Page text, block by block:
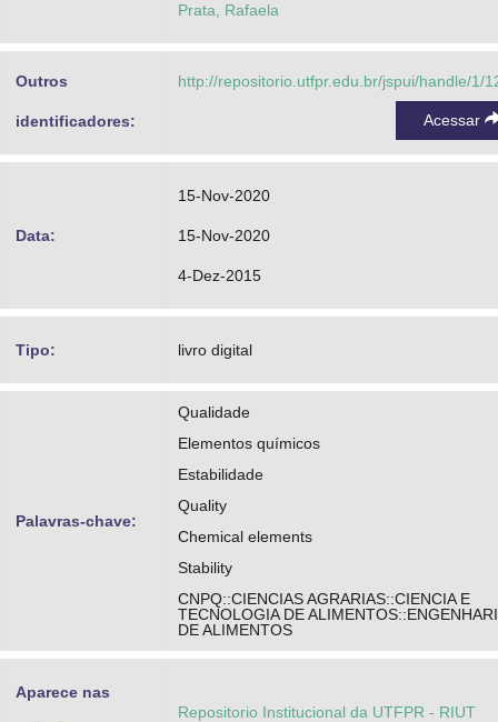
Prata, Rafaela
Outros
identificadores:
http://repositorio.utfpr.edu.br/jspui/handle/1/
Acessar
Data:
15-Nov-2020
15-Nov-2020
4-Dez-2015
Tipo: livro digital
Palavras-chave:
Qualidade
Elementos químicos
Estabilidade
Quality
Chemical elements
Stability
CNPQ::CIENCIAS AGRARIAS::CIENCIA E
TECNOLOGIA DE
DE ALIMENTOS
Aparece nas
Repositorio Institucional da UTFPR - RIUT